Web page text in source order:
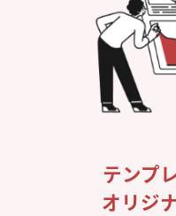
テンプ
オリジ